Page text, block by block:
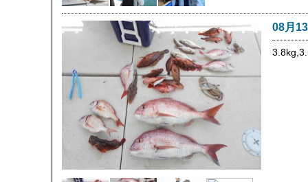
08月